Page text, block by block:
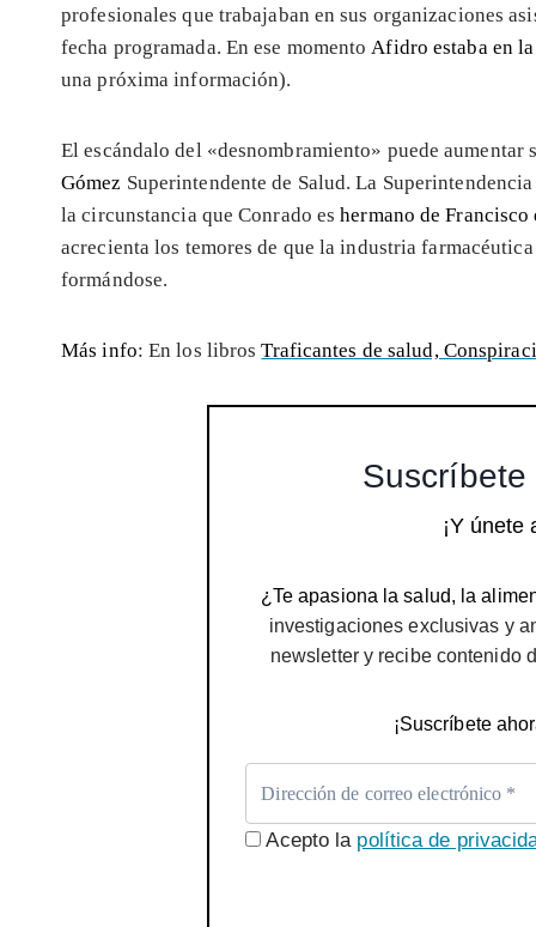
profesionales que trabajaban en sus organizaciones
fecha programada. En ese momento Afidro estaba en
una próxima información).
El escándalo del «desnombramiento» puede
Gómez Superintendente de Salud. La
la circunstancia que Conrado eshermano de Francisco
acrecienta los temores de que la industria
formándose.
Más info: En los librosTraficantes de salud,
Suscríbete
¡Y únete
¿Te apasiona la salud, la
investigaciones exclusivas y
newsletter y recibe contenido
¡Suscríbete
Acepto la política de